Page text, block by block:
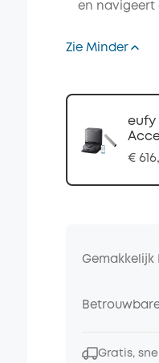
en navigeert
Zie Minder
eufy
€
Gemakkelijk
Gratis,